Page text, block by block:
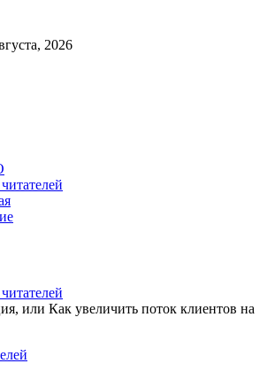
2026
или Как увеличить поток клиентов на